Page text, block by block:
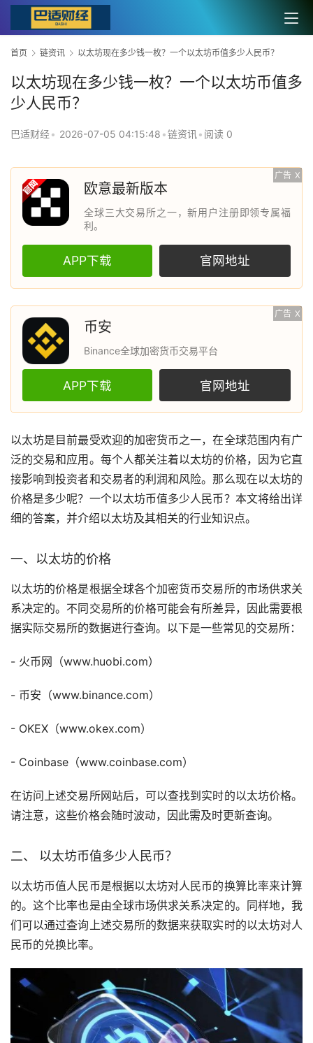
首页 链资讯 以太坊现在多少钱一枚？一个以太坊币值多少人民币？
以太坊现在多少钱一枚？一个以太坊币值多
少人民币？
巴适财经• 2026-07-05 04:15:48 •链资讯 • 阅读 0
广告 X
欧意最新版本
全球三大交易所之一，新用户注册即领专属福
利。
APP下载 官网地址
广告 X
币安
Binance全球加密货币交易平台
APP下载 官网地址
以太坊是目前最受欢迎的加密货币之一，在全球范围内有广
泛的交易和应用。每个人都关注着以太坊的价格，因为它直
接影响到投资者和交易者的利润和风险。那么现在以太坊的
价格是多少呢？一个以太坊币值多少人民币？本文将给出详
细的答案，并介绍以太坊及其相关的行业知识点。
一、以太坊的价格
以太坊的价格是根据全球各个加密货币交易所的市场供求关
系决定的。不同交易所的价格可能会有所差异，因此需要根
据实际交易所的数据进行查询。以下是一些常见的交易所：
- 火币网（www.huobi.com）
- 币安 （www.binance.com）
- OKEX（www.okex.com）
- Coinbase（www.coinbase.com）
在访问上述交易所网站后，可以查找到实时的以太坊价格。
请注意，这些价格会随时波动，因此需及时更新查询。
二、 以太坊币值多少人民币？
以太坊币值人民币是根据以太坊对人民币的换算比率来计算
的。这个比率也是由全球市场供求关系决定的。同样地，我
们可以通过查询上述交易所的数据来获取实时的以太坊对人
民币的兑换比率。